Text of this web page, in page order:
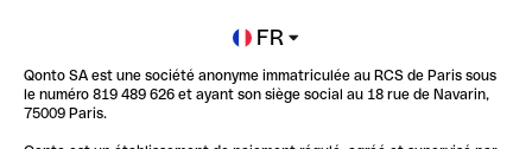
Glossaire finance
FR
Qonto SA est une société anonyme immatriculée au RCS de Paris sous
le numéro 819 489 626 et ayant son siège social au 18 rue de Navarin,
75009 Paris.